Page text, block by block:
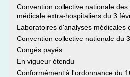
Convention collective nationale
médicale extra-hospitaliers du 3
Laboratoires d'analyses médicales
Convention collective nationale du
Congés payés
En vigueur étendu
Conformément à l'ordonnance du